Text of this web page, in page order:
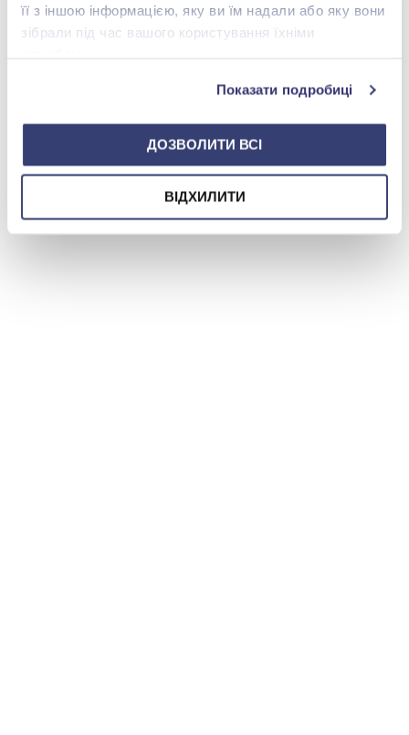
її з іншою інформацією, яку ви їм надали або яку вони
зібрали під час вашого користування їхніми
Показати подробиці
ДОЗВОЛИТИ ВСІ
ВІДХИЛИТИ